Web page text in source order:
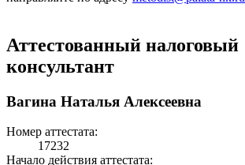
Аттестованный налоговый
консультант
Вагина Наталья Алексеевна
Номер аттестата:
17232
Начало действия аттестата: